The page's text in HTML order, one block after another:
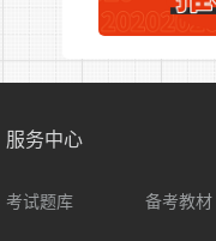
服务中心
考试题库 备考教材